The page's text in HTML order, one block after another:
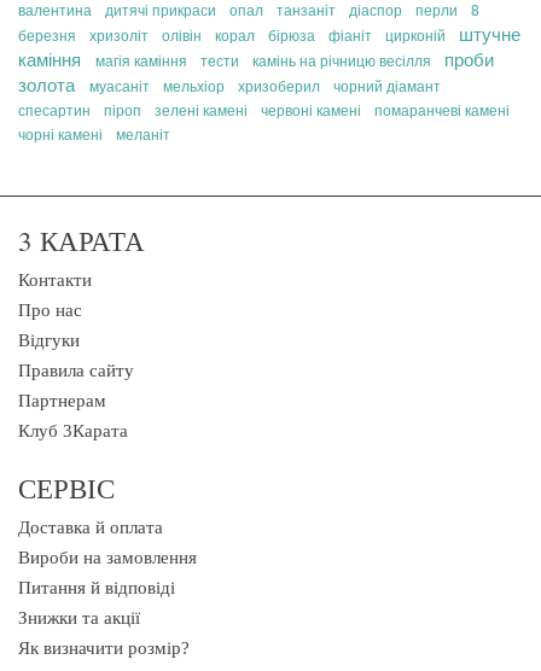
валентина
дитячі прикраси опал танзаніт діаспор перли
8
березня
хризоліт олівін корал бірюза фіаніт цирконій
штучне
каміння
магія каміння тести камінь на річницю весілля
проби
золота
муасаніт мельхіор хризоберил
чорний діамант
спесартин
піроп зелені камені червоні камені
помаранчеві камені
чорні камені
меланіт
3 КАРАТА
Контакти
Про нас
Відгуки
Правила сайту
Партнерам
Клуб 3Карата
СЕРВІС
Доставка й оплата
Вироби на замовлення
Питання й відповіді
Знижки та акції
Як визначити розмір?